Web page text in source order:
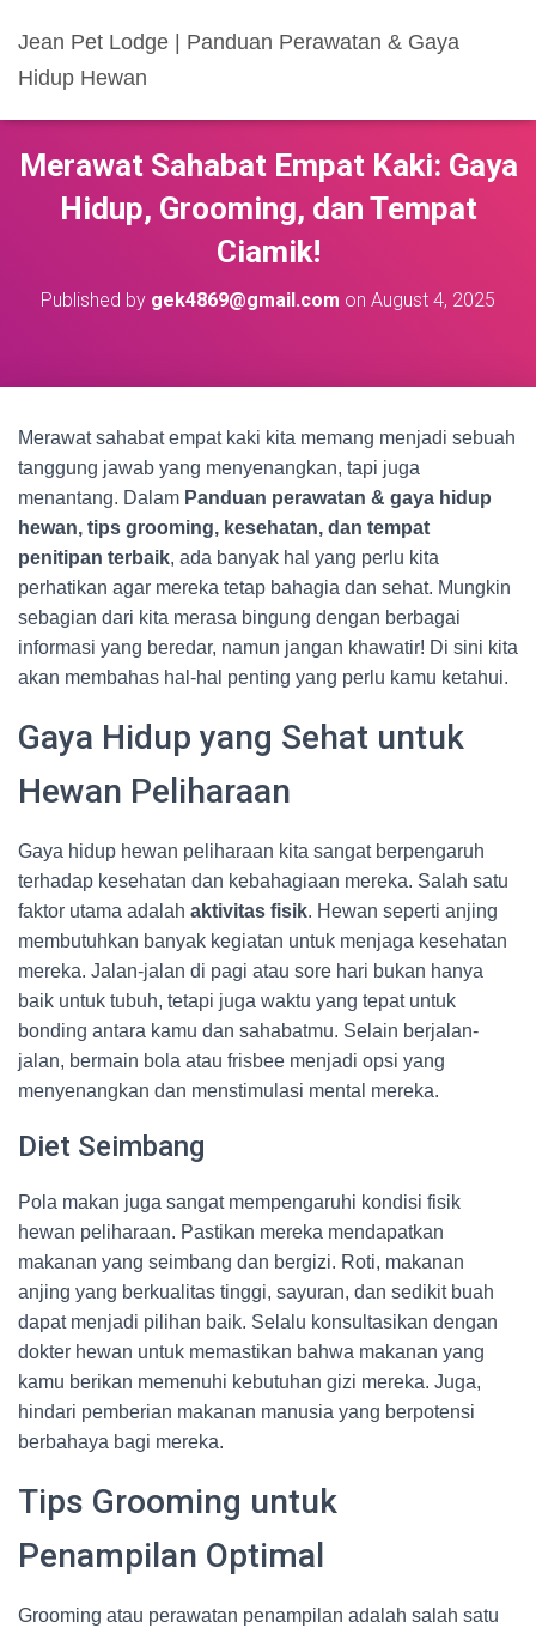
Jean Pet Lodge | Panduan Perawatan & Gaya
Hidup Hewan
Merawat Sahabat Empat Kaki: Gaya
Hidup, Grooming, dan Tempat
Ciamik!
Published by gek4869@gmail.com on August 4, 2025
Merawat sahabat empat kaki kita memang menjadi sebuah
tanggung jawab yang menyenangkan, tapi juga
menantang. Dalam Panduan perawatan & gaya hidup
hewan, tips grooming, kesehatan, dan tempat
penitipan terbaik, ada banyak hal yang perlu kita
perhatikan agar mereka tetap bahagia dan sehat. Mungkin
sebagian dari kita merasa bingung dengan berbagai
informasi yang beredar, namun jangan khawatir! Di sini kita
akan membahas hal-hal penting yang perlu kamu ketahui.
Gaya Hidup yang Sehat untuk
Hewan Peliharaan
Gaya hidup hewan peliharaan kita sangat berpengaruh
terhadap kesehatan dan kebahagiaan mereka. Salah satu
faktor utama adalah aktivitas fisik. Hewan seperti anjing
membutuhkan banyak kegiatan untuk menjaga kesehatan
mereka. Jalan-jalan di pagi atau sore hari bukan hanya
baik untuk tubuh, tetapi juga waktu yang tepat untuk
bonding antara kamu dan sahabatmu. Selain berjalan-
jalan, bermain bola atau frisbee menjadi opsi yang
menyenangkan dan menstimulasi mental mereka.
Diet Seimbang
Pola makan juga sangat mempengaruhi kondisi fisik
hewan peliharaan. Pastikan mereka mendapatkan
makanan yang seimbang dan bergizi. Roti, makanan
anjing yang berkualitas tinggi, sayuran, dan sedikit buah
dapat menjadi pilihan baik. Selalu konsultasikan dengan
dokter hewan untuk memastikan bahwa makanan yang
kamu berikan memenuhi kebutuhan gizi mereka. Juga,
hindari pemberian makanan manusia yang berpotensi
berbahaya bagi mereka.
Tips Grooming untuk
Penampilan Optimal
Grooming atau perawatan penampilan adalah salah satu